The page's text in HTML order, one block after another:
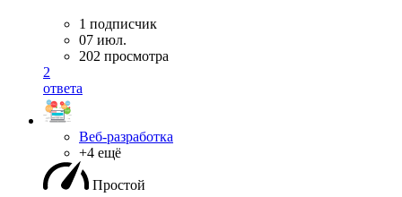
1 подписчик
07 июл.
202 просмотра
2
ответа
Веб-разработка
+4 ещё
Простой